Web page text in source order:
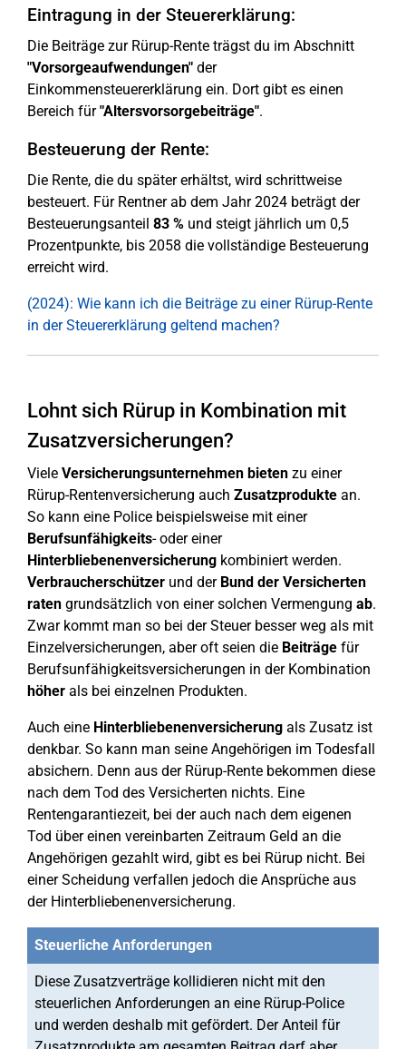
Eintragung in der Steuererklärung:
Die Beiträge zur Rürup-Rente trägst du im Abschnitt
"Vorsorgeaufwendungen" der
Einkommensteuererklärung ein. Dort gibt es einen
Bereich für"Altersvorsorgebeiträge".
Besteuerung der Rente:
Die Rente, die du später erhältst, wird schrittweise
besteuert. Für Rentner ab dem Jahr 2024 beträgt der
Besteuerungsanteil 83 % und steigt jährlich um 0,5
Prozentpunkte, bis 2058 die vollständige Besteuerung
erreicht wird.
(2024): Wie kann ich die Beiträge zu einer Rürup-Rente
in der Steuererklärung geltend machen?
Lohnt sich Rürup in Kombination mit
Zusatzversicherungen?
Viele Versicherungsunternehmen bieten zu einer
Rürup-Rentenversicherung auch Zusatzprodukte an.
So kann eine Police beispielsweise mit einer
Berufsunfähigkeits- oder einer
Hinterbliebenenversicherung kombiniert werden.
Verbraucherschützer und der Bund der Versicherten
raten grundsätzlich von einer solchen Vermengung ab.
Zwar kommt man so bei der Steuer besser weg als mit
Einzelversicherungen, aber oft seien die Beiträge für
Berufsunfähigkeitsversicherungen in der Kombination
höher als bei einzelnen Produkten.
Auch eine Hinterbliebenenversicherung als Zusatz ist
denkbar. So kann man seine Angehörigen im Todesfall
absichern. Denn aus der Rürup-Rente bekommen diese
nach dem Tod des Versicherten nichts. Eine
Rentengarantiezeit, bei der auch nach dem eigenen
Tod über einen vereinbarten Zeitraum Geld an die
Angehörigen gezahlt wird, gibt es bei Rürup nicht. Bei
einer Scheidung verfallen jedoch die Ansprüche aus
der Hinterbliebenenversicherung.
Steuerliche Anforderungen
Diese Zusatzverträge kollidieren nicht mit den
steuerlichen Anforderungen an eine Rürup-Police
und werden deshalb mit gefördert. Der Anteil für